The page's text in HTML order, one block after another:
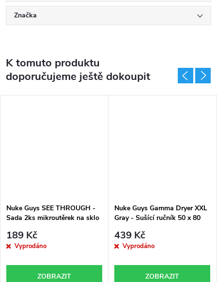
Značka
K tomuto produktu
doporučujeme ještě dokoupit
Nuke Guys SEE THROUGH -
Sada 2ks mikroutěrek na sklo
189 Kč
Vyprodáno
ZOBRAZIT
Nuke Guys Gamma Dryer XXL
Gray - Sušící ručník 50 x 80
439 Kč
Vyprodáno
ZOBRAZIT